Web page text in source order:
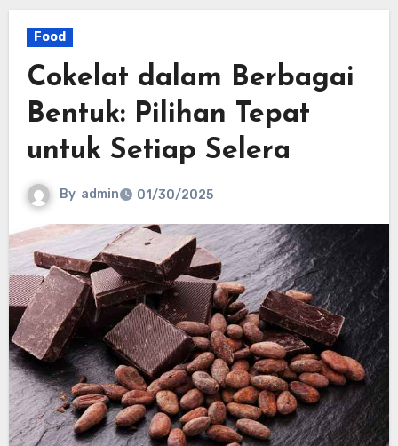
Food
Cokelat dalam Berbagai
Bentuk: Pilihan Tepat
untuk Setiap Selera
By admin 01/30/2025